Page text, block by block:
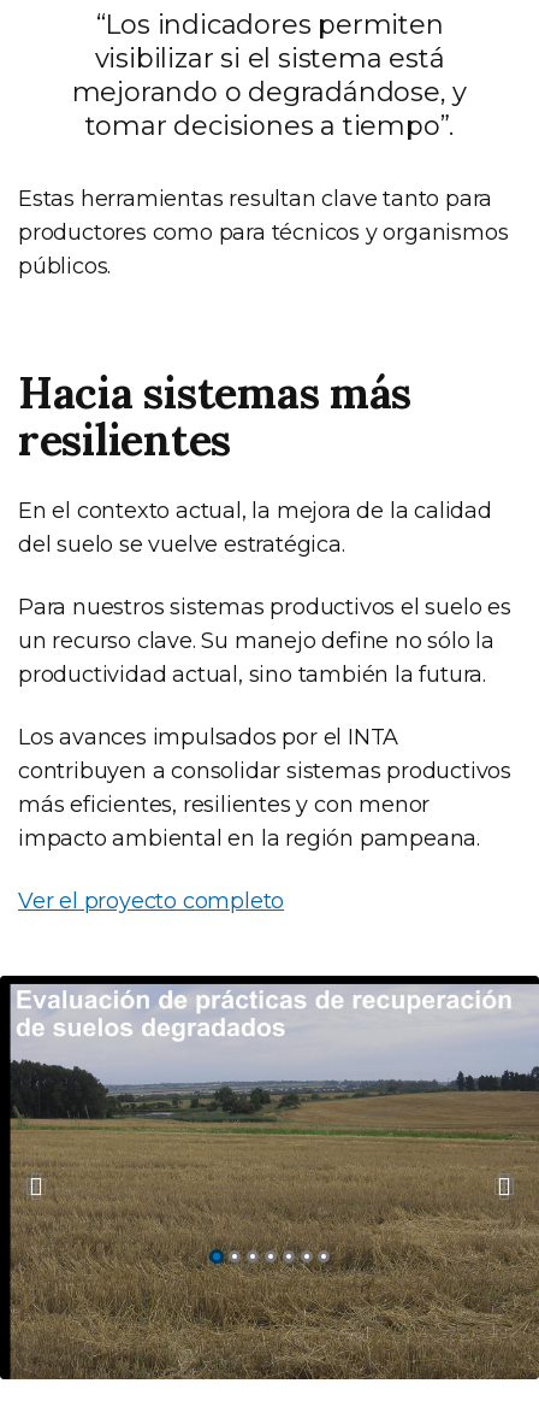
“Los indicadores permiten
visibilizar si el sistema está
mejorando o degradándose, y
tomar decisiones a tiempo”.
Estas herramientas resultan clave tanto para
productores como para técnicos y organismos
públicos.
Hacia sistemas más
resilientes
En el contexto actual, la mejora de la calidad
del suelo se vuelve estratégica.
Para nuestros sistemas productivos el suelo es
un recurso clave. Su manejo define no sólo la
productividad actual, sino también la futura.
Los avances impulsados por el INTA
contribuyen a consolidar sistemas productivos
más eficientes, resilientes y con menor
impacto ambiental en la región pampeana.
Ver el proyecto completo